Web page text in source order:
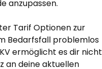
anzupassen.
Tarif Optionen zur
Bedarfsfall problemlos
ermöglicht es dir nicht
an deine aktuellen